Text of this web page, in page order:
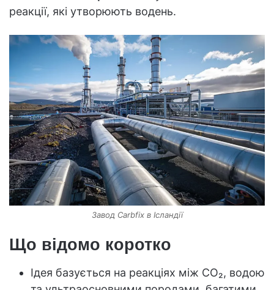
реакції, які утворюють водень.
Завод Carbfix в Ісландії
Що відомо коротко
Ідея базується на реакціях між CO₂, водою